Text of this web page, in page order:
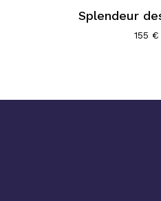
Splendeur
155 €